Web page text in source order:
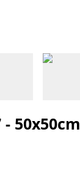
50x50cm